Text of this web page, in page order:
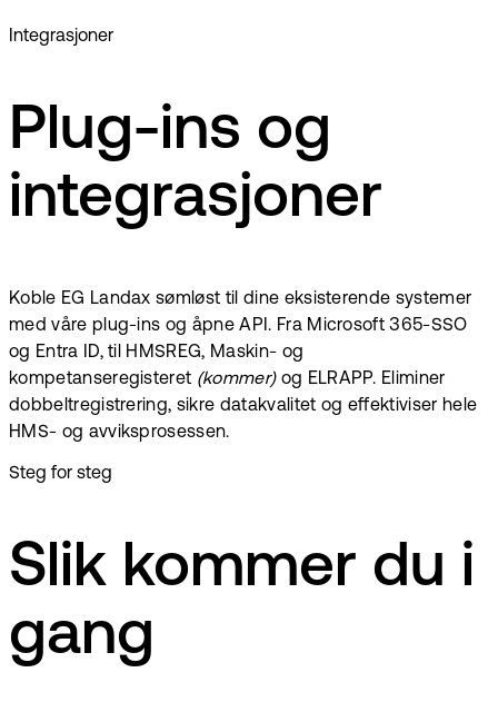
Integrasjoner
Plug-ins og
integrasjoner
Koble EG Landax sømløst til dine eksisterende systemer
med våre plug-ins og åpne API. Fra Microsoft 365-SSO
og Entra ID, til HMSREG, Maskin- og
kompetanseregisteret (kommer)og ELRAPP. Eliminer
dobbeltregistrering, sikre datakvalitet og effektiviser hele
HMS- og avviksprosessen.
Steg for steg
Slik kommer du i
gang